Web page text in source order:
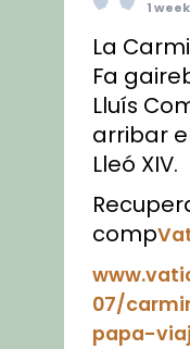
1
La
Fa
Lluís
arribar
Lleó XIV.
comp
07/
papa-